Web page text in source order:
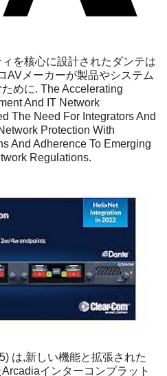
を核心に設計されたダンテは
AVメーカーが製品やシステム
めに. The Accelerating
And IT Network
The Need For Integrators And
Protection With
And Adherence To Emerging
Regulations.
は,新しい機能と拡張された
インターコンプラット